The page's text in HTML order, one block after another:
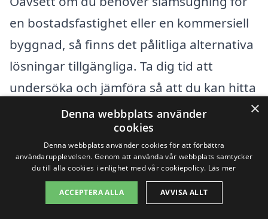
en bostadsfastighet eller en kommersiell
byggnad, så finns det pålitliga alternativa
lösningar tillgängliga. Ta dig tid att
undersöka och jämföra så att du kan hitta
det mest prisvärda alternativet som
passar dina specifika behov.
Få 3 erbjudanden, gratis och utan
förpliktelser
×
Denna webbplats använder
cookies
Denna webbplats använder cookies för att förbättra
användarupplevelsen. Genom att använda vår webbplats samtycker
du till alla cookies i enlighet med vår cookiepolicy. Läs mer
ACCEPTERA ALLA AVVISA ALLT